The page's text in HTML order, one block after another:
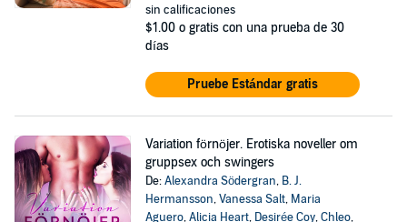
sin calificaciones
$1.00 o gratis con una prueba de 30
días
Pruebe Estándar gratis
Variation förnöjer. Erotiska noveller om
gruppsex och swingers
De:Alexandra Södergran, B. J.
Hermansson,Vanessa Salt, Maria
Aguero,Alicia Heart, Desirée Coy,Chleo,